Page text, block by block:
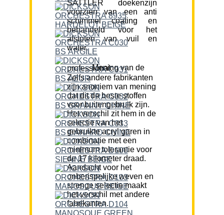
SATTLER doekenzijn
voorzien van een anti
schimmel coating en
behandeld voor het
afstoten van vuil en
water.
Mening van de professional:
Zelfs andere fabrikanten
zijn anoniem van mening
dat dit de beste stoffen
voor buitengebruik zijn.
Het verschil zit hem in de
selectie van het
gebruikte acryl garen in
combinatie met een
minimum tolerantie voor
de 17 kilometer draad.
Aandacht voor het
onberispelijke weven en
strenge selectie maakt
het verschil met andere
fabrikanten.